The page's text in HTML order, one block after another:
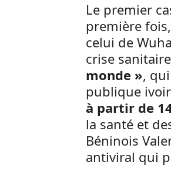
Le premier
première
celui de
crise
monde »,
publique
à partir de
la santé et
Béninois
antiviral qui